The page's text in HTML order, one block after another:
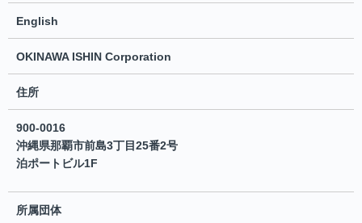
English
OKINAWA ISHIN Corporation
住所
900-0016
沖縄県那覇市前島3丁目25番2号
泊ポートビル1F
所属団体